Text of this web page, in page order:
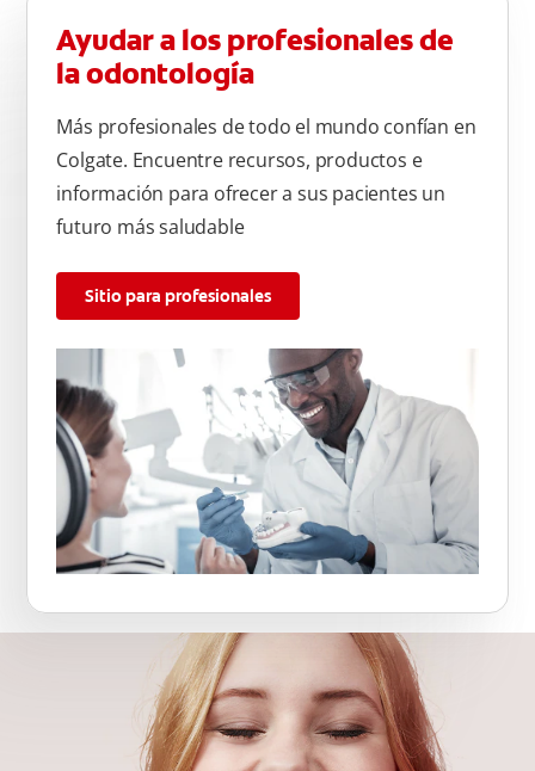
Ayudar a los profesionales de
la odontología
Más profesionales de todo el mundo confían en
Colgate. Encuentre recursos, productos e
información para ofrecer a sus pacientes un
futuro más saludable
Sitio para profesionales